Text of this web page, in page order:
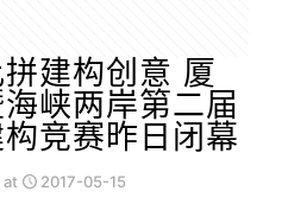
建构创意 厦
峡两岸第二届
竞赛昨日闭幕
at 2017-05-15